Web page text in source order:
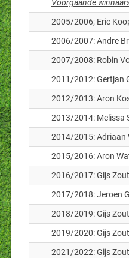
Voorgaande
2005/2006; Eric
2006/2007: Andre
2007/2008: Robin
2011/2012: Gertjan
2012/2013: Aron
2013/2014: Melissa
2014/2015: Adriaan
2015/2016: Aron
2016/2017: Gijs
2017/2018: Jeroen
2018/2019: Gijs
2019/2020: Gijs
2021/2022: Gijs